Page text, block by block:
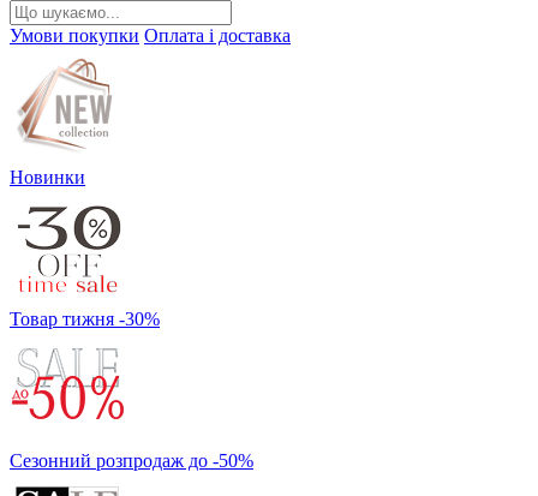
Умови покупки Оплата і доставка
Новинки
Товар тижня -30%
Сезонний розпродаж до -50%